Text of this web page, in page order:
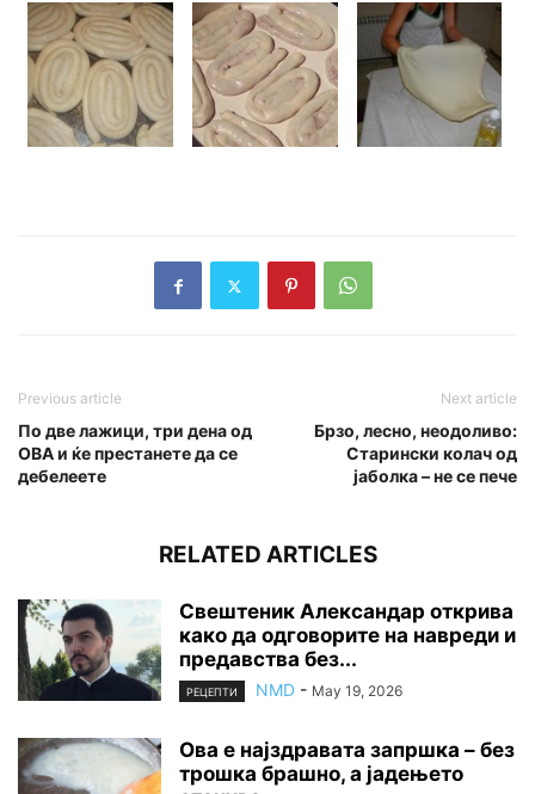
Previous article
По две лажици, три дена од
ОВА и ќе престанете да се
дебелеете
Next article
Брзо, лесно, неодоливо:
Старински колач од
јаболка – не се пече
RELATED ARTICLES
Свештеник Александар открива
како да одговорите на навреди и
предавства без...
РЕЦЕПТИ NMD - May 19, 2026
Ова е најздравата запршка – без
трошка брашно, а јадењето